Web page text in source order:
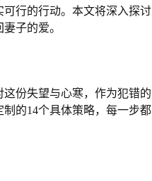
行的行动。本文将深入探讨
子的爱。
份失望与心寒，作为犯错的
的14个具体策略，每一步都